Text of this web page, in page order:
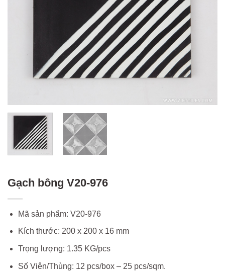
Gạch bông V20-976
Mã sản phẩm: V20-976
Kích thước: 200 x 200 x 16 mm
Trọng lượng: 1.35 KG/pcs
Số Viên/Thùng: 12 pcs/box – 25 pcs/sqm.